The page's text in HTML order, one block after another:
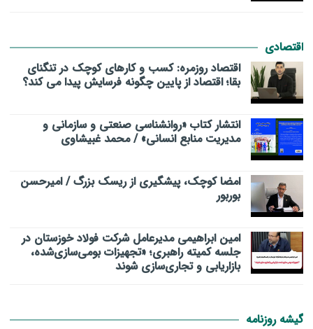
اقتصادی
اقتصاد روزمره: کسب‌ و کارهای کوچک در تنگنای
بقا؛ اقتصاد از پایین چگونه فرسایش پیدا می کند؟
انتشار کتاب «روانشناسی صنعتی و سازمانی و
مدیریت منابع انسانی» / محمد غبیشاوی
امضا کوچک، پیشگیری از ریسک بزرگ / امیرحسن
بوربور
امین ابراهیمی مدیرعامل شرکت فولاد خوزستان در
جلسه کمیته راهبری؛ «تجهیزات بومی‌سازی‌شده،
بازاریابی و تجاری‌سازی شوند
گیشه روزنامه